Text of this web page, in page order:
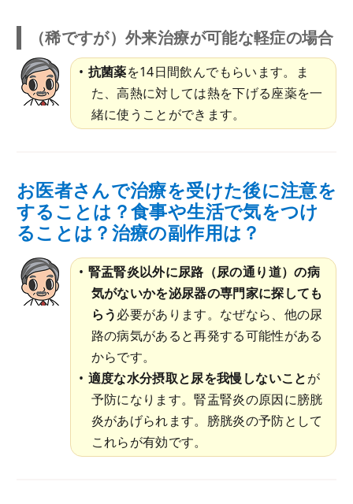
（稀ですが）外来治療が可能な軽症の場合
抗菌薬を14日間飲んでもらいます。ま
た、高熱に対しては熱を下げる座薬を一
緒に使うことができます。
お医者さんで治療を受けた後に注意を
することは？食事や生活で気をつけ
ることは？治療の副作用は？
腎盂腎炎以外に尿路（尿の通り道）の病
気がないかを泌尿器の専門家に探しても
らう必要があります。なぜなら、他の尿
路の病気があると再発する可能性がある
からです。
適度な水分摂取と尿を我慢しないことが
予防になります。腎盂腎炎の原因に膀胱
炎があげられます。膀胱炎の予防として
これらが有効です。